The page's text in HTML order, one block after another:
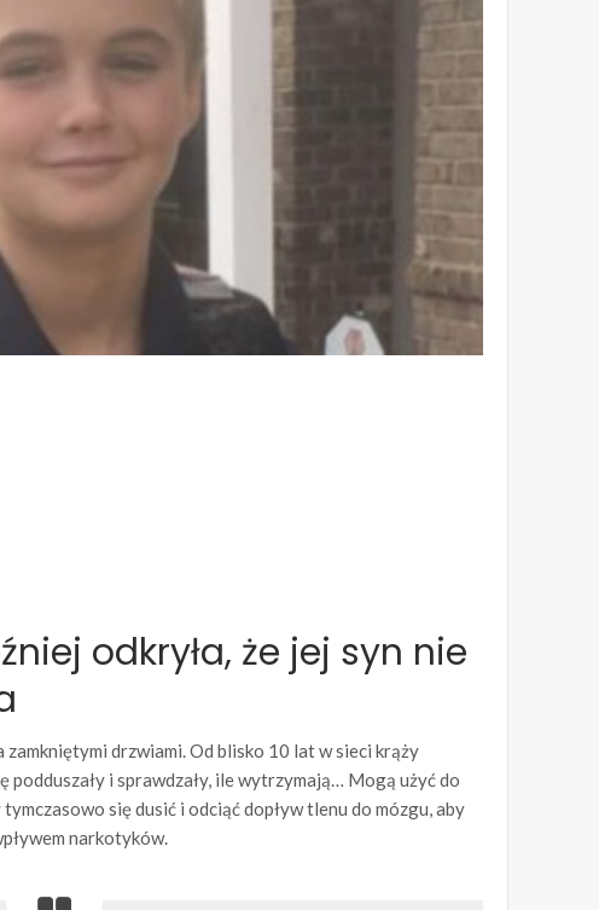
odkryła, że jej syn nie
drzwiami. Od blisko 10 lat w sieci krąży
podduszały i sprawdzały, ile wytrzymają… Mogą użyć do
się dusić i odciąć dopływ tlenu do mózgu, aby
narkotyków.